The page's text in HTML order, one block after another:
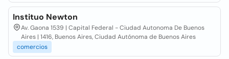
Instituo Newton
Av. Gaona 1539 | Capital Federal - Ciudad Autonoma De Buenos
Aires | 1416, Buenos Aires, Ciudad Autónoma de Buenos Aires
comercios